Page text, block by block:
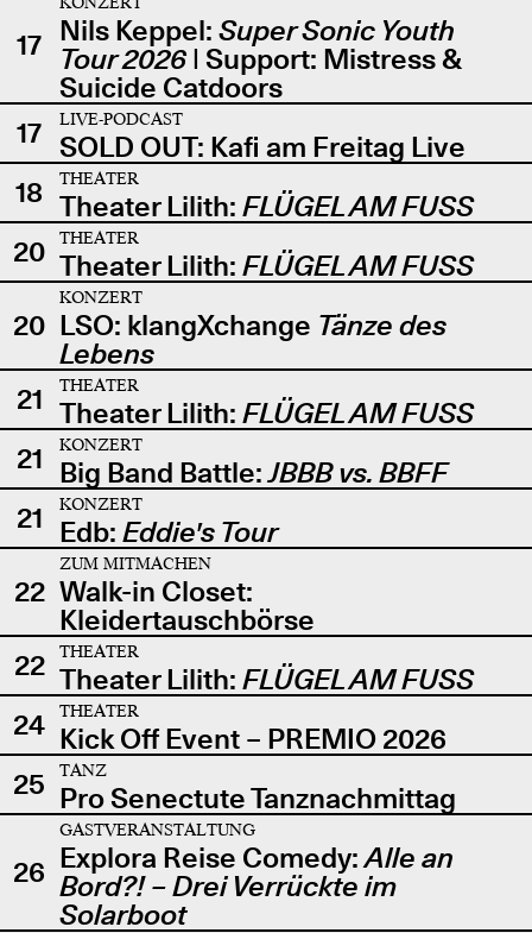
17 Nils Keppel: Super Sonic Youth
Tour 2026| Support: Mistress &
Suicide Catdoors
17
LIVE-PODCAST
SOLD OUT: Kafi am Freitag Live
18
THEATER
Theater Lilith: FLÜGEL AM FUSS
20
THEATER
Theater Lilith: FLÜGEL AM FUSS
20
KONZERT
LSO: klangXchange Tänze des
Lebens
21
THEATER
Theater Lilith: FLÜGEL AM FUSS
21
KONZERT
Big Band Battle:JBBB vs. BBFF
21
KONZERT
Edb: Eddie's Tour
22
ZUM MITMACHEN
Walk-in Closet:
Kleidertauschbörse
22
THEATER
Theater Lilith: FLÜGEL AM FUSS
24
THEATER
Kick Off Event – PREMIO 2026
25
TANZ
Pro Senectute Tanznachmittag
26
GASTVERANSTALTUNG
Explora Reise Comedy:Alle an
Bord?! – Drei Verrückte im
Solarboot